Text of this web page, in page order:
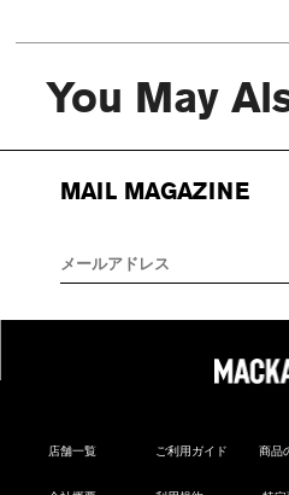
You May
MAIL MAGAZINE
店舗一覧 ご利用ガイド 商品